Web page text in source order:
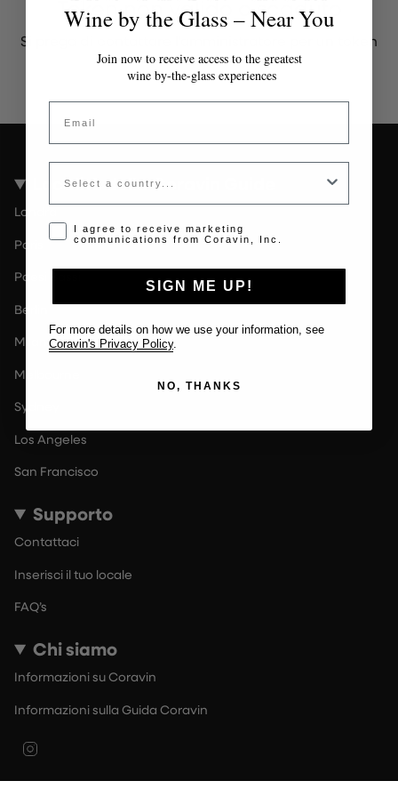
Token non valido o scaduto
Si prega di contattare l'amministratore per un token
valido.
Località della Coravin Guide
Londra
Paris
Paesi Bassi
Berlin
Milano
Melbourne
Sydney
Los Angeles
San Francisco
Supporto
Contattaci
Inserisci il tuo locale
FAQ’s
Chi siamo
Informazioni su Coravin
Informazioni sulla Guida Coravin
Wine by the Glass – Near You
Join now to receive access to the greatest
wine by-the-glass experiences
Email
Country
Opt-in disclaimer
I agree to receive marketing
communications from Coravin, Inc.
SIGN ME UP!
For more details on how we use your information, see
Coravin's Privacy Policy.
NO, THANKS